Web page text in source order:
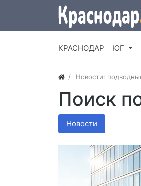
КРАСНОДАР ЮГ
Новости:
Поиск
Новости